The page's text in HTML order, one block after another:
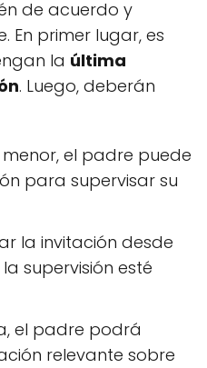
de acuerdo y
En primer lugar, es
la última
. Luego, deberán
el padre puede
para supervisar su
la invitación desde
supervisión esté
el padre podrá
relevante sobre